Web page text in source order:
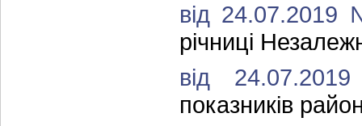
від
річниці
від
показників